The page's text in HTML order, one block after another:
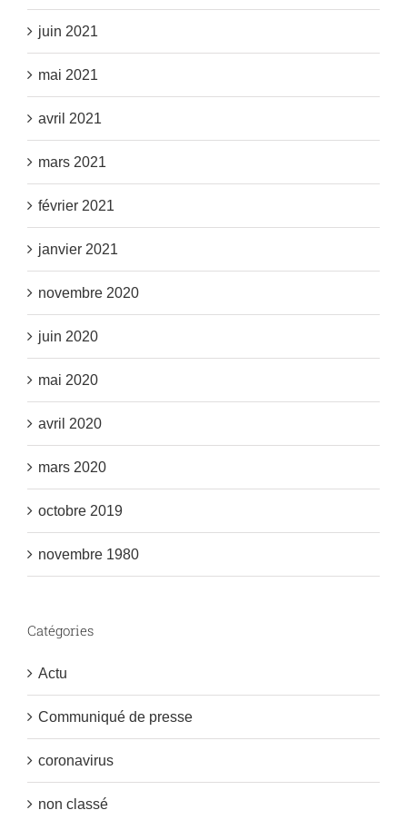
juin 2021
mai 2021
avril 2021
mars 2021
février 2021
janvier 2021
novembre 2020
juin 2020
mai 2020
avril 2020
mars 2020
octobre 2019
novembre 1980
Catégories
Actu
Communiqué de presse
coronavirus
non classé